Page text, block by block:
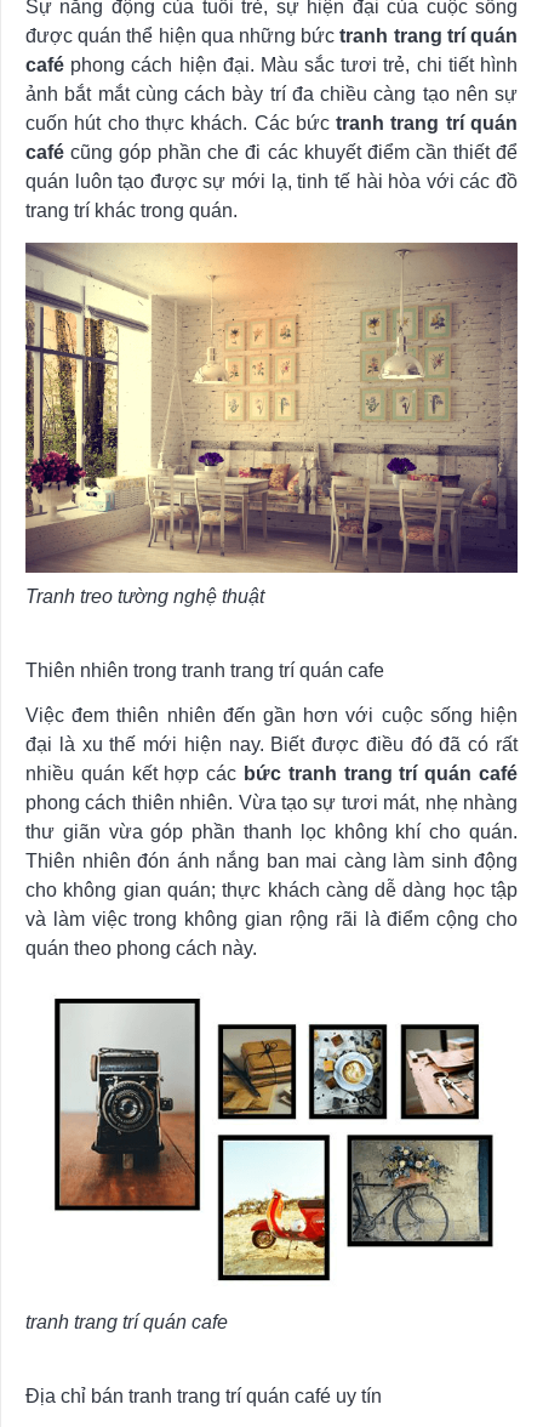
Sự năng động của tuổi trẻ, sự hiện đại của cuộc sống
được quán thể hiện qua những bứctranh trang trí quán
café phong cách hiện đại. Màu sắc tươi trẻ, chi tiết hình
ảnh bắt mắt cùng cách bày trí đa chiều càng tạo nên sự
cuốn hút cho thực khách. Các bứctranh trang trí quán
café cũng góp phần che đi các khuyết điểm cần thiết để
quán luôn tạo được sự mới lạ, tinh tế hài hòa với các đồ
trang trí khác trong quán.
Tranh treo tường nghệ thuật
Thiên nhiên trong tranh trang trí quán cafe
Việc đem thiên nhiên đến gần hơn với cuộc sống hiện
đại là xu thế mới hiện nay. Biết được điều đó đã có rất
nhiều quán kết hợp các bức tranh trang trí quán café
phong cách thiên nhiên. Vừa tạo sự tươi mát, nhẹ nhàng
thư giãn vừa góp phần thanh lọc không khí cho quán.
Thiên nhiên đón ánh nắng ban mai càng làm sinh động
cho không gian quán; thực khách càng dễ dàng học tập
và làm việc trong không gian rộng rãi là điểm cộng cho
quán theo phong cách này.
tranh trang trí quán cafe
Địa chỉ bán tranh trang trí quán café uy tín